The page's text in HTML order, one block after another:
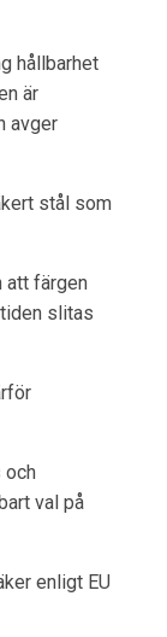
hållbarhet
är
avger
stål som
att färgen
slitas
val på
enligt EU